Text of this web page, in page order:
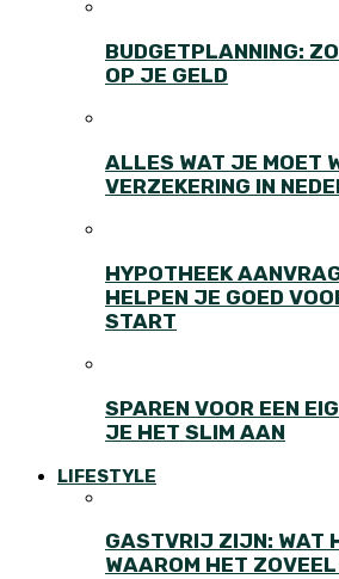
BUDGETPLANNING:
OP JE GELD
ALLES WAT JE MOET
VERZEKERING IN
HYPOTHEEK
HELPEN JE GOED
START
SPAREN VOOR EEN
JE HET SLIM AAN
LIFESTYLE
GASTVRIJ ZIJN: WAT
WAAROM HET